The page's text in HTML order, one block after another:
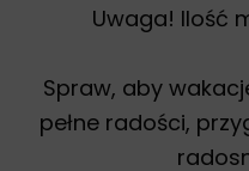
Uwaga! Ilość
Spraw, aby
pełne radości,